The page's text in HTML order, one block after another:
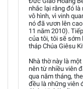
nhắc lại rằng đó là
vô hình, vì vinh
nó đã vươn lên
11 năm 2010).
của tôi, tôi sẽ sớm
tháp Chúa Giêsu
Nhà thờ này là
nên từ nhiều viên
qua năm tháng,
đều là những viên